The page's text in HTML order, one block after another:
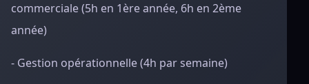
commerciale (5h en 1ère année, 6h en 2ème
année)
- Gestion opérationnelle (4h par semaine)